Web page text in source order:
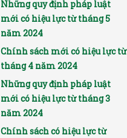
Những quy định pháp luật
mới có hiệu lực từ tháng 5
năm 2024
Chính sách mới có hiệu lực từ
tháng 4 năm 2024
Những quy định pháp luật
mới có hiệu lực từ tháng 3
năm 2024
Chính sách có hiệu lực từ